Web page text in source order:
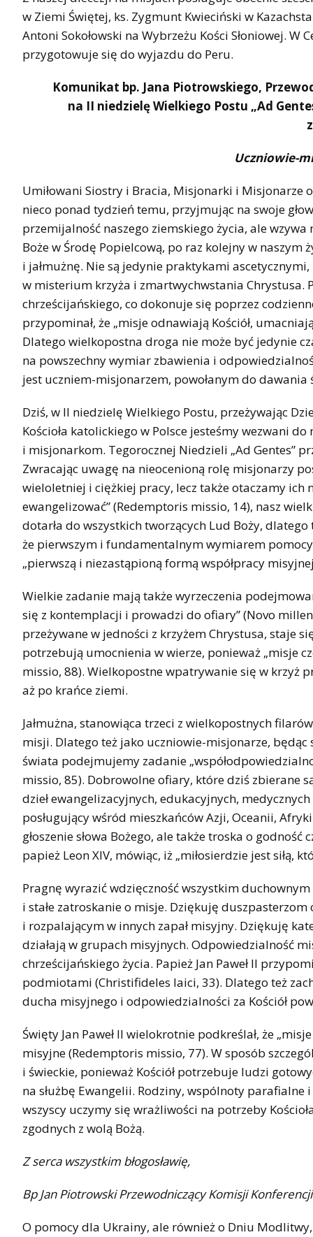
w Ziemi Świętej, ks. Zygmunt Kwieciński w
Antoni Sokołowski na Wybrzeżu Kości Słoniowej.
przygotowuje się do wyjazdu do Peru.
Komunikat bp. Jana Piotrowskiego,
na II niedzielę Wielkiego Postu „Ad
Uczniowie-
Umiłowani Siostry i Bracia, Misjonarki i Misjonarze
nieco ponad tydzień temu, przyjmując na swoje
przemijalność naszego ziemskiego życia, ale
Boże w Środę Popielcową, po raz kolejny w
i jałmużnę. Nie są jedynie praktykami
w misterium krzyża i zmartwychwstania Chrystusa.
chrześcijańskiego, co dokonuje się poprzez
przypominał, że „misje odnawiają Kościół,
Dlatego wielkopostna droga nie może być jedynie
na powszechny wymiar zbawienia i
jest uczniem-misjonarzem, powołanym do dawania
Dziś, w II niedzielę Wielkiego Postu, przeżywając
Kościoła katolickiego w Polsce jesteśmy wezwani
i misjonarkom. Tegorocznej Niedzieli „Ad Gentes”
Zwracając uwagę na nieocenioną rolę misjonarzy
wieloletniej i ciężkiej pracy, lecz także otaczamy ich
ewangelizować” (Redemptoris missio, 14), nasz
dotarła do wszystkich tworzących Lud Boży,
że pierwszym i fundamentalnym wymiarem
„pierwszą i niezastąpioną formą współpracy
Wielkie zadanie mają także wyrzeczenia
się z kontemplacji i prowadzi do ofiary” (Novo
przeżywane w jedności z krzyżem Chrystusa, staje
potrzebują umocnienia w wierze, ponieważ „misje
missio, 88). Wielkopostne wpatrywanie się w krzyż
aż po krańce ziemi.
Jałmużna, stanowiąca trzeci z wielkopostnych
misji. Dlatego też jako uczniowie-misjonarze,
świata podejmujemy zadanie
missio, 85). Dobrowolne ofiary, które dziś zbierane
dzieł ewangelizacyjnych, edukacyjnych,
posługujący wśród mieszkańców Azji, Oceanii,
głoszenie słowa Bożego, ale także troska o
papież Leon XIV, mówiąc, iż „miłosierdzie jest siłą,
Pragnę wyrazić wdzięczność wszystkim
i stałe zatroskanie o misje. Dziękuję
i rozpalającym w innych zapał misyjny. Dziękuję
działają w grupach misyjnych. Odpowiedzialność
chrześcijańskiego życia. Papież Jan Paweł II
podmiotami (Christifideles laici, 33). Dlatego też
ducha misyjnego i odpowiedzialności za Kościół
Święty Jan Paweł II wielokrotnie podkreślał, że
misyjne (Redemptoris missio, 77). W sposób
i świeckie, ponieważ Kościół potrzebuje ludzi
na służbę Ewangelii. Rodziny, wspólnoty
wszyscy uczymy się wrażliwości na potrzeby
zgodnych z wolą Bożą.
Z serca wszystkim błogosławię,
Bp Jan Piotrowski Przewodniczący Komisji
O pomocy dla Ukrainy, ale również o Dniu